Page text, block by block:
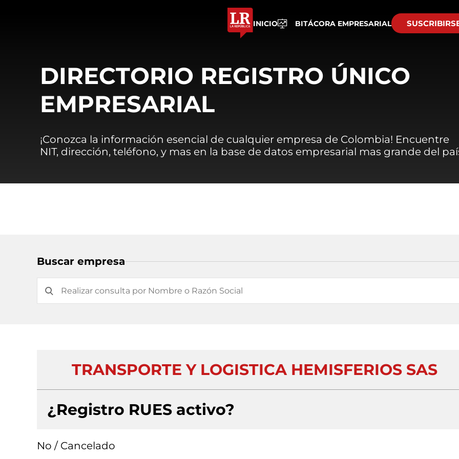
INICIO BITÁCORA EMPRESARIAL
DIRECTORIO REGISTRO ÚNICO
EMPRESARIAL
¡Conozca la información esencial de cualquier empresa de Colombia! Encuentre
NIT, dirección, teléfono, y mas en la base de datos empresarial mas grande del
Buscar empresa
TRANSPORTE Y LOGISTICA HEMISFERIOS SAS
¿Registro RUES activo?
No / Cancelado